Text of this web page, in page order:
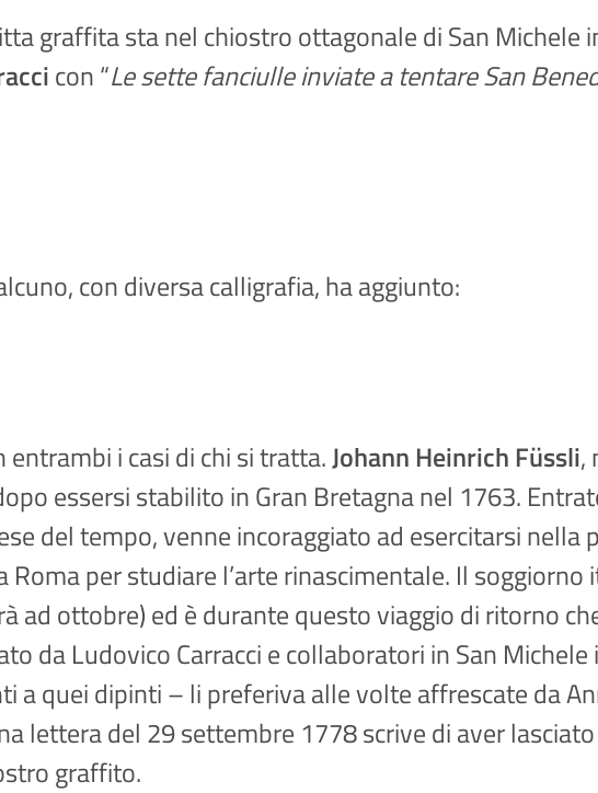
graffita sta nel chiostro ottagonale di San Michele
con “Le sette fanciulle inviate a tentare San
con diversa calligrafia, ha aggiunto:
i casi di chi si tratta.Johann Heinrich Füssli,
essersi stabilito in Gran Bretagna nel 1763.
del tempo, venne incoraggiato ad esercitarsi nella
Roma per studiare l’arte rinascimentale. Il
ad ottobre) ed è durante questo viaggio di ritorno
da Ludovico Carracci e collaboratori in San
a quei dipinti – li preferiva alle volte affrescate da
lettera del 29 settembre 1778 scrive di aver lasciato
graffito.